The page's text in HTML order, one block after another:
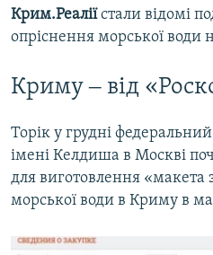
Крим.Реаліїстали відомі
опріснення морської води
Криму ‒ від
Торік у грудні
імені Келдиша в Москві
для виготовлення «макета
морської води в Криму в